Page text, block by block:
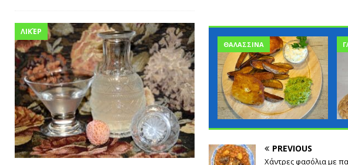
ΘΑΛΑΣΣΙΝΑ
PREVIOUS
Χάντρες φασόλια με
ΛΙΚΈΡ